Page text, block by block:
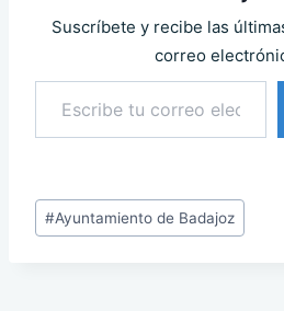
Suscríbete y recibe las
correo
Escribe tu correo electrónico…
Etiquetas
de
#Ayuntamiento de Badajoz